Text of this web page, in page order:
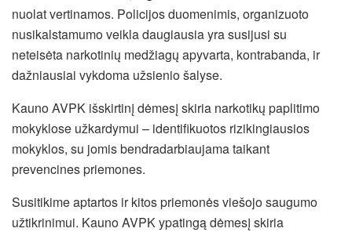
nuolat vertinamos. Policijos duomenimis, organizuoto
nusikalstamumo veikla daugiausia yra susijusi su
neteisėta narkotinių medžiagų apyvarta, kontrabanda, ir
dažniausiai vykdoma užsienio šalyse.
Kauno AVPK išskirtinį dėmesį skiria narkotikų paplitimo
mokyklose užkardymui – identifikuotos rizikingiausios
mokyklos, su jomis bendradarbiaujama taikant
prevencines priemones.
Susitikime aptartos ir kitos priemonės viešojo saugumo
užtikrinimui. Kauno AVPK ypatingą dėmesį skiria